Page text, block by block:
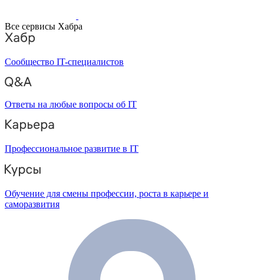
Все сервисы Хабра
Сообщество IT-специалистов
Ответы на любые вопросы об IT
Профессиональное развитие в IT
Обучение для смены профессии, роста в карьере и
саморазвития